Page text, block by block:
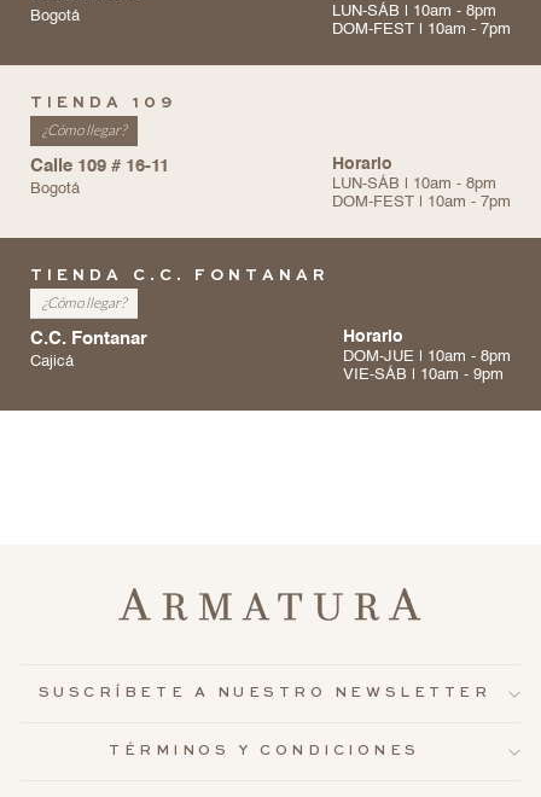
Bogotá
LUN-SÁB | 10am - 8pm
DOM-FEST | 10am - 7pm
TIENDA 109
¿Cómo llegar?
Calle 109 # 16-11
Bogotá
Horario
LUN-SÁB | 10am - 8pm
DOM-FEST | 10am - 7pm
TIENDA C.C. FONTANAR
¿Cómo llegar?
C.C. Fontanar
Cajicá
Horario
DOM-JUE | 10am - 8pm
VIE-SÁB | 10am - 9pm
SUSCRÍBETE A NUESTRO NEWSLETTER
TÉRMINOS Y CONDICIONES